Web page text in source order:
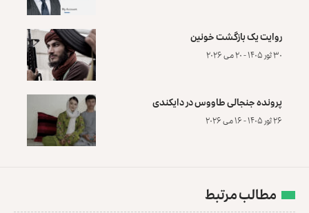
روایت یک بازگشت خونین
۳۰ ثور ۱۴۰۵ - ۲۰ می ۲۰۲۶
پرونده‌ جنجالی طاووس در دایکندی
۲۶ ثور ۱۴۰۵ - ۱۶ می ۲۰۲۶
مطالب مرتبط